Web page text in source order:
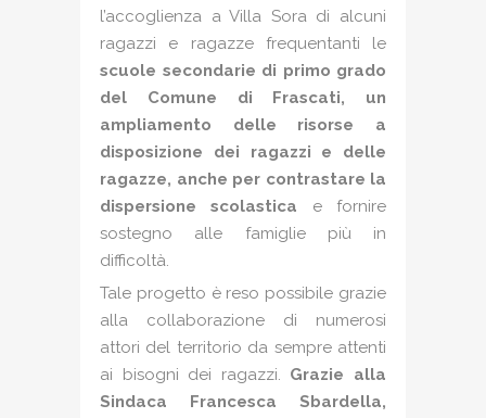
l’accoglienza a Villa Sora di alcuni
ragazzi e ragazze frequentanti le
scuole secondarie di primo grado
del Comune di Frascati, un
ampliamento delle risorse a
disposizione dei ragazzi e delle
ragazze, anche per contrastare la
dispersione scolastica e fornire
sostegno alle famiglie più in
difficoltà.
Tale progetto è reso possibile grazie
alla collaborazione di numerosi
attori del territorio da sempre attenti
ai bisogni dei ragazzi. Grazie alla
Sindaca Francesca Sbardella,